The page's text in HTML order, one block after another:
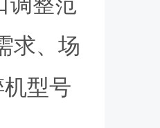
求、场
型号